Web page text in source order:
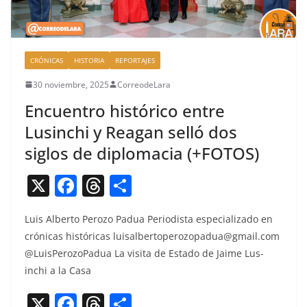
CRÓNICAS HISTORIA REPORTAJES
30 noviembre, 2025 CorreodeLara
Encuentro histórico entre
Lusinchi y Reagan selló dos
siglos de diplomacia (+FOTOS)
X F
c
e
b
o
T
re
a
s
o
m
p
Luis Alber­to Per­o­zo Pad­ua Peri­odista espe­cial­iza­do en
cróni­cas históri­c­as luisalbertoperozopadua@gmail.com
@LuisPerozoPadua La visi­ta de Esta­do de Jaime Lus­
inchi a la Casa